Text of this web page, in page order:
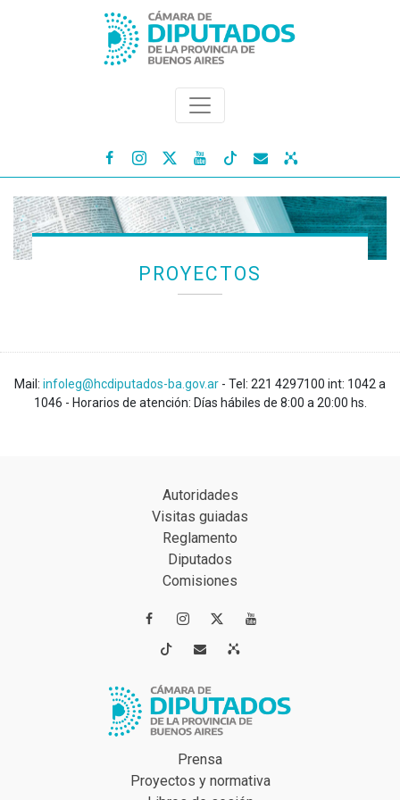
   
PROYECTOS
Mail: infoleg@hcdiputados-ba.gov.ar - Tel: 221 4297100 int: 1042 a
1046 - Horarios de atención: Días hábiles de 8:00 a 20:00 hs.
Autoridades
Visitas guiadas
Reglamento
Diputados
Comisiones
 
 
Prensa
Proyectos y normativa